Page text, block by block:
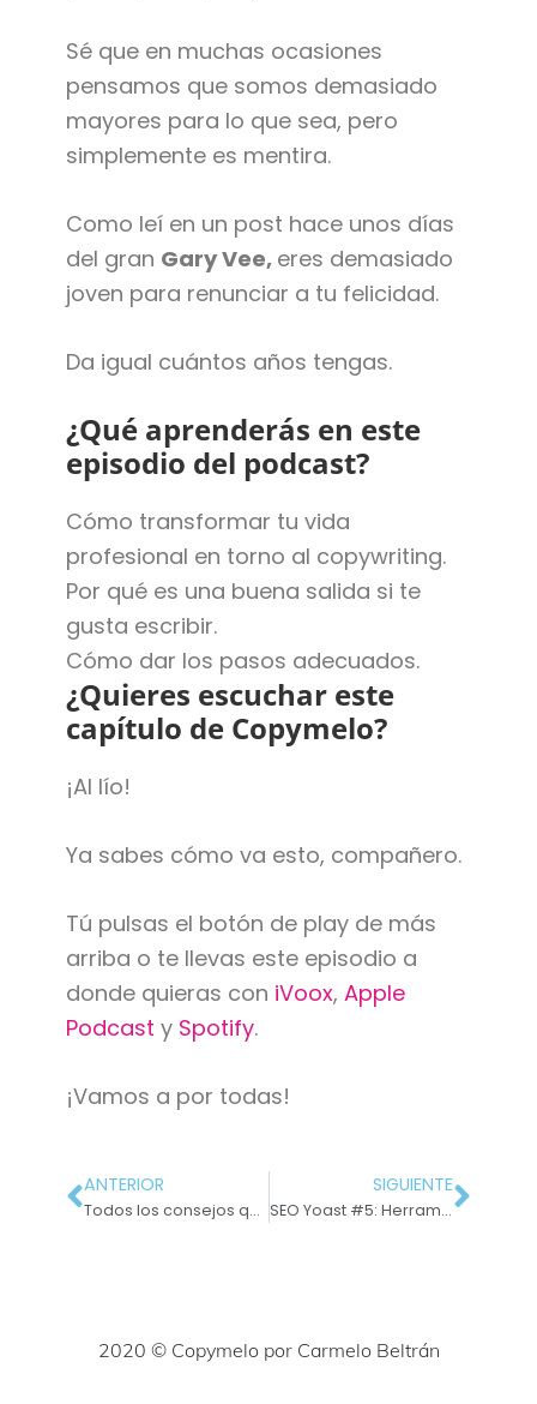
Sé que en muchas ocasiones
pensamos que somos demasiado
mayores para lo que sea, pero
simplemente es mentira.
Como leí en un post hace unos días
del gran Gary Vee, eres demasiado
joven para renunciar a tu felicidad.
Da igual cuántos años tengas.
¿Qué aprenderás en este
episodio del podcast?
Cómo transformar tu vida
profesional en torno al copywriting.
Por qué es una buena salida si te
gusta escribir.
Cómo dar los pasos adecuados.
¿Quieres escuchar este
capítulo de Copymelo?
¡Al lío!
Ya sabes cómo va esto, compañero.
Tú pulsas el botón de play de más
arriba o te llevas este episodio a
donde quieras con iVoox, Apple
Podcast y Spotify.
¡Vamos a por todas!
ANTERIOR
Todos los consejos que me hubiera gustado recibir cuando comencé como copywriter
SIGUIENTE
SEO Yoast #5: Herramientas
2020 © Copymelo por Carmelo Beltrán